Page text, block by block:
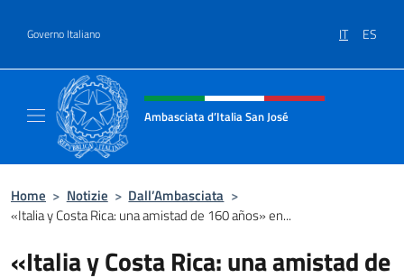
Governo Italiano IT ES
Intestazione sito, social e menù
Ambasciata d’Italia San José
Home > Notizie > Dall’Ambasciata >
«Italia y Costa Rica: una amistad de 160 años» en...
«Italia y Costa Rica: una amistad de